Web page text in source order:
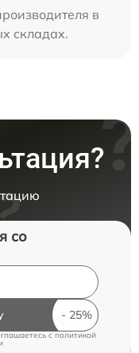
в
складах.
со
cполитикой